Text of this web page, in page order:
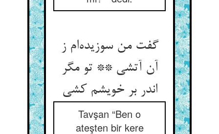
گفت من سوزیده‌‌ام ز
آن آتشی ** تو مگر
اندر بر خویشم کشی‌‌
Tavşan “Ben o
ateşten bir kere